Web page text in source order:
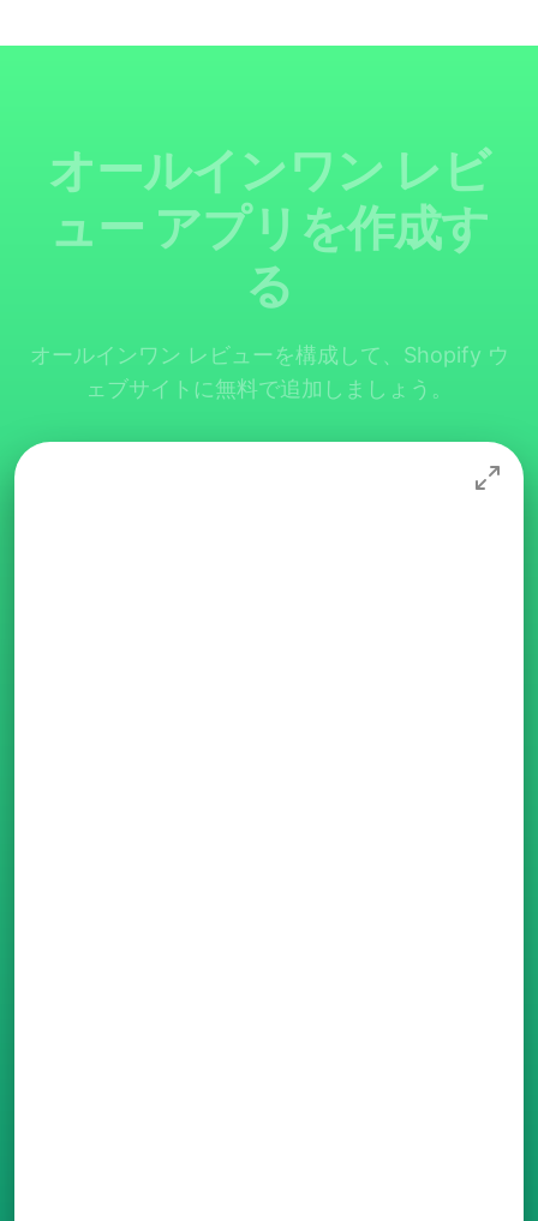
オールインワン レビ
ュー アプリを作成す
る
オールインワン レビューを構成して、Shopify ウ
ェブサイトに無料で追加しましょう。